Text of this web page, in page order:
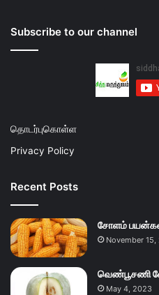
Subscribe to our channel
தொடர்புகொள்ள
Privacy Policy
Recent Posts
சோளம்
November
வெண்பூசணி
May 4, 2023